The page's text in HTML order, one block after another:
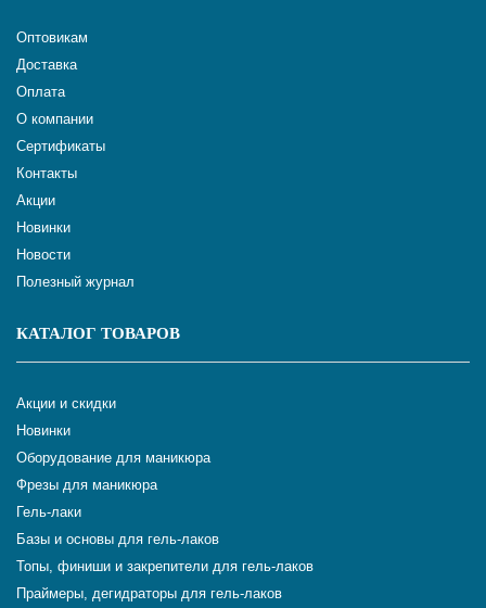
Оптовикам
Доставка
Оплата
О компании
Сертификаты
Контакты
Акции
Новинки
Новости
Полезный журнал
КАТАЛОГ ТОВАРОВ
Акции и скидки
Новинки
Оборудование для маникюра
Фрезы для маникюра
Гель-лаки
Базы и основы для гель-лаков
Топы, финиши и закрепители для гель-лаков
Праймеры, дегидраторы для гель-лаков